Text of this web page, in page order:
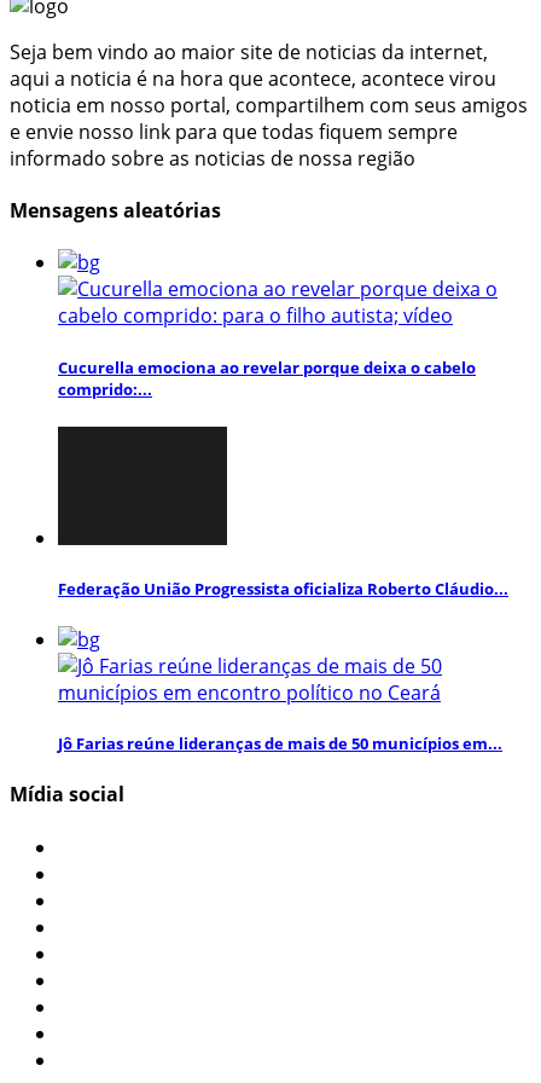
Seja bem vindo ao maior site de noticias da internet,
aqui a noticia é na hora que acontece, acontece virou
noticia em nosso portal, compartilhem com seus amigos
e envie nosso link para que todas fiquem sempre
informado sobre as noticias de nossa região
Mensagens aleatórias
Cucurella emociona ao revelar porque deixa o cabelo
comprido:...
Federação União Progressista oficializa Roberto Cláudio...
Jô Farias reúne lideranças de mais de 50 municípios em...
Mídia social